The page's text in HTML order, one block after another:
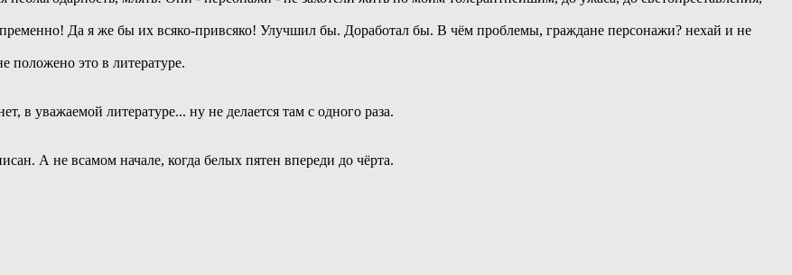
Да я же бы их всяко-привсяко! Улучшил бы. Доработал бы. В чём проблемы, граждане персонажи? нехай и не
положено это в литературе.
в уважаемой литературе... ну не делается там с одного раза.
А не всамом начале, когда белых пятен впереди до чёрта.